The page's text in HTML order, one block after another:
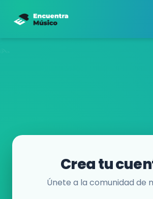
Crea tu
Únete a la comunidad de